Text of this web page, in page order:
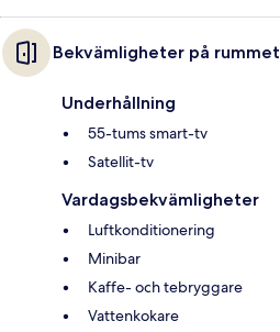
Bekvämligheter på rummet
Underhållning
55-tums smart-tv
Satellit-tv
Vardagsbekvämligheter
Luftkonditionering
Minibar
Kaffe- och tebryggare
Vattenkokare